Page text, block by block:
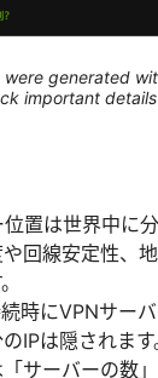
generated
important
置は世界中に
回線安定性、
時にVPNサー
IPは隠されます
サーバーの数